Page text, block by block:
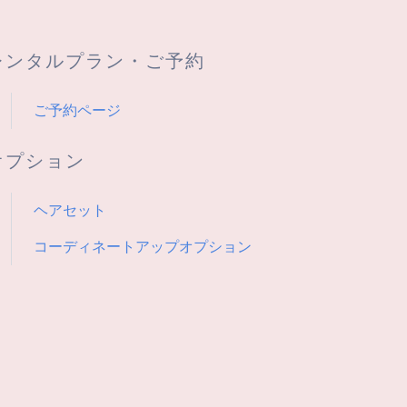
ンタルプラン・ご予約
ご予約ページ
プション
ヘアセット
コーディネートアップオプション